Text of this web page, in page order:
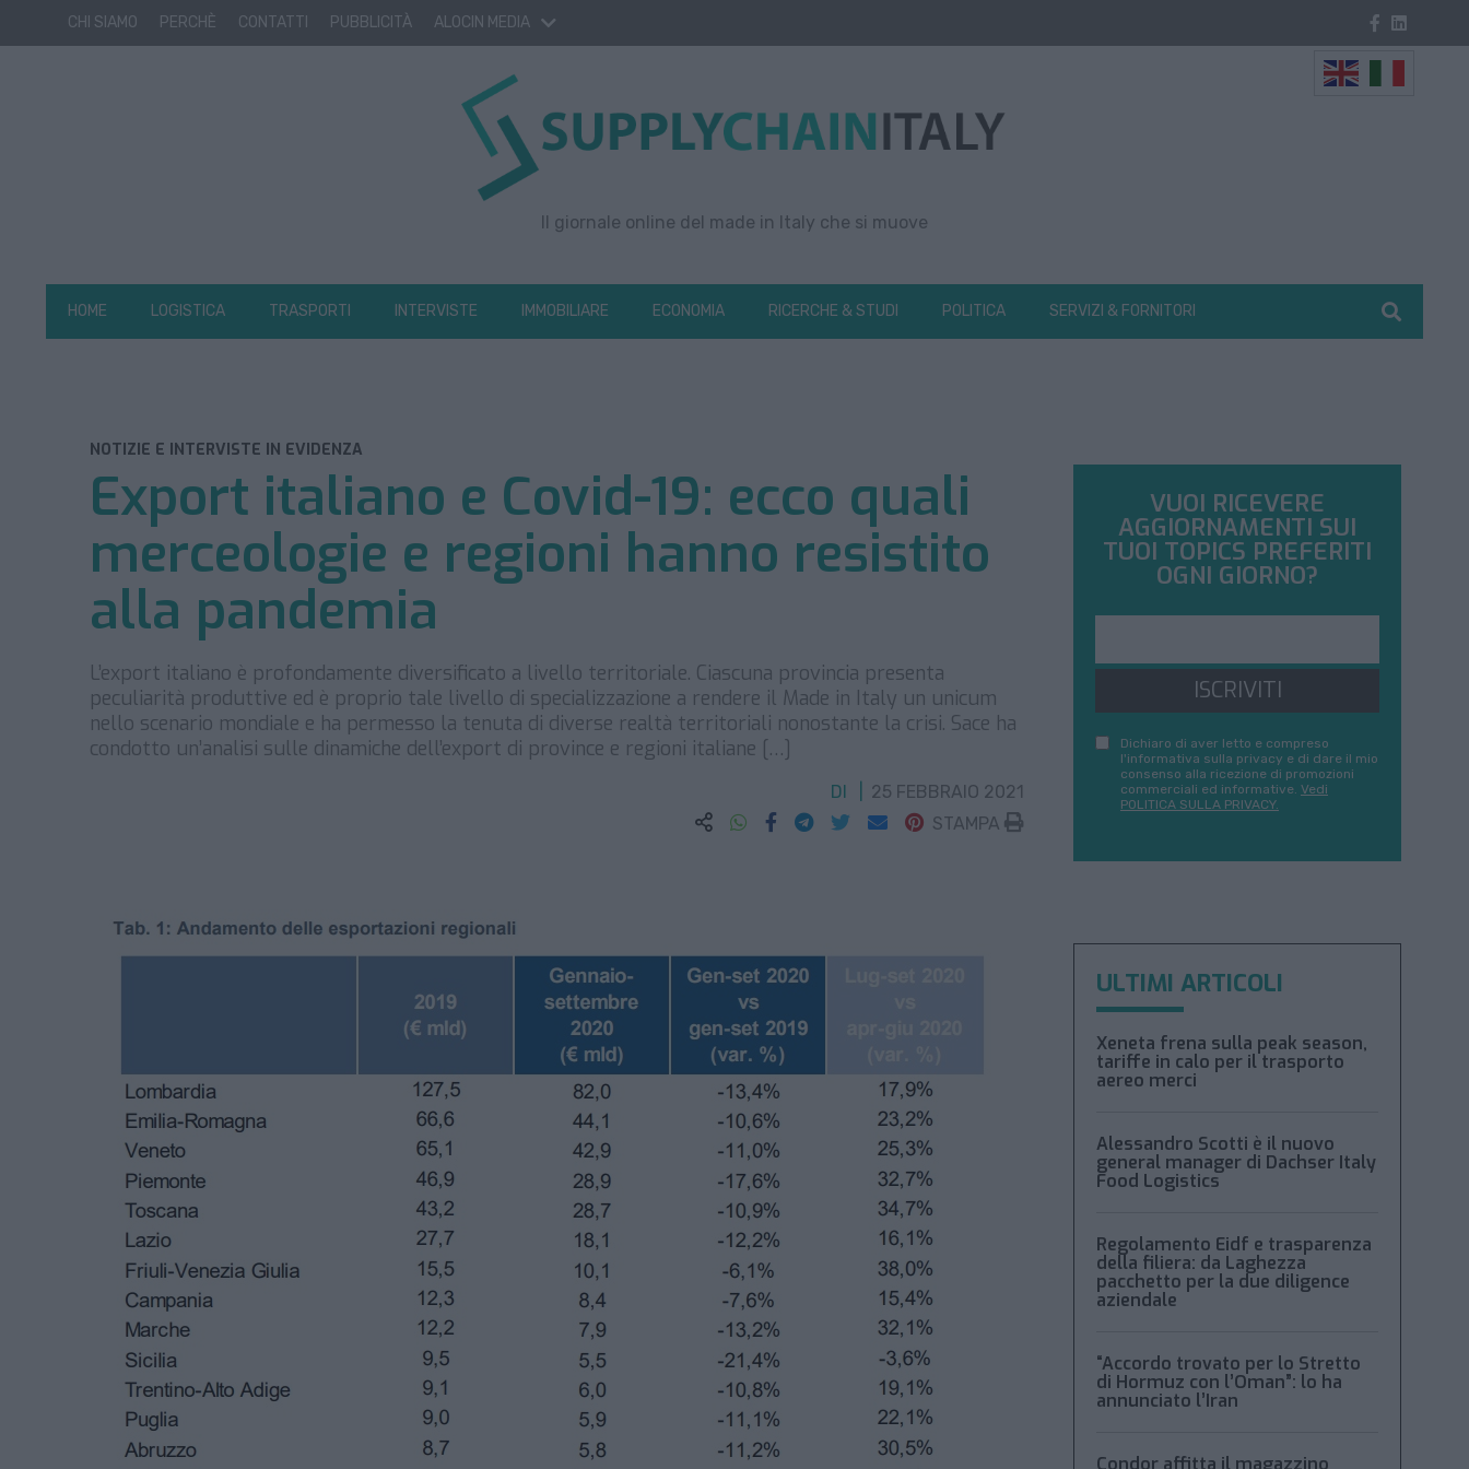
CHI SIAMO PERCHÈ CONTATTI PUBBLICITÀ ALOCIN MEDIA
Il giornale online del made in Italy che si muove
HOME LOGISTICA TRASPORTI INTERVISTE IMMOBILIARE ECONOMIA RICERCHE & STUDI POLITICA SERVIZI & FORNITORI
NOTIZIE E INTERVISTE IN EVIDENZA
Export italiano e Covid-19: ecco quali
merceologie e regioni hanno resistito
alla pandemia
L’export italiano è profondamente diversificato a livello territoriale. Ciascuna provincia presenta
peculiarità produttive ed è proprio tale livello di specializzazione a rendere il Made in Italy un unicum
nello scenario mondiale e ha permesso la tenuta di diverse realtà territoriali nonostante la crisi. Sace ha
condotto un’analisi sulle dinamiche dell’export di province e regioni italiane […]
DI
25 FEBBRAIO 2021
STAMPA
VUOI RICEVERE
AGGIORNAMENTI SUI
TUOI TOPICS PREFERITI
OGNI GIORNO?
ISCRIVITI
Dichiaro di aver letto e compreso
l'informativa sulla privacy e di dare il mio
consenso alla ricezione di promozioni
commerciali ed informative. Vedi
POLITICA SULLA PRIVACY.
ULTIMI ARTICOLI
Xeneta frena sulla peak season,
tariffe in calo per il trasporto
aereo merci
Alessandro Scotti è il nuovo
general manager di Dachser Italy
Food Logistics
Regolamento Eidf e trasparenza
della filiera: da Laghezza
pacchetto per la due diligence
aziendale
“Accordo trovato per lo Stretto
di Hormuz con l’Oman”: lo ha
annunciato l’Iran
Condor affitta il magazzino